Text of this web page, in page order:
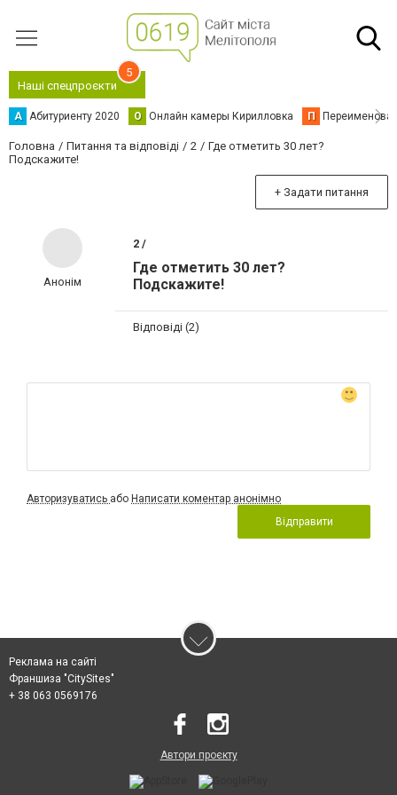
Наші спецпроєкти
5
А Абитуриенту 2020 О Онлайн камеры Кирилловка П
Головна Питання та відповіді 2
Где отметить 30 лет?
Подскажите!
+ Задати питання
Анонім
2 /
Где отметить 30 лет?
Подскажите!
Відповіді (2)
Авторизуватись або Написати коментар анонімно
Відправити
Реклама на сайті
Франшиза "CitySites"
+ 38 063 0569176
Автори проєкту